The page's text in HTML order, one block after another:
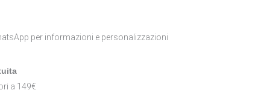
per informazioni e personalizzazioni
a 149€